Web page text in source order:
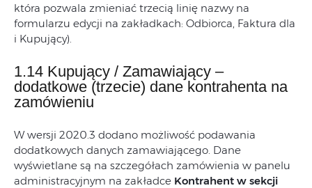
która pozwala zmieniać trzecią linię nazwy na
formularzu edycji na zakładkach: Odbiorca, Faktura dla
i Kupujący).
1.14 Kupujący / Zamawiający –
dodatkowe (trzecie) dane kontrahenta na
zamówieniu
W wersji 2020.3 dodano możliwość podawania
dodatkowych danych zamawiającego. Dane
wyświetlane są na szczegółach zamówienia w panelu
administracyjnym na zakładce Kontrahent w sekcji